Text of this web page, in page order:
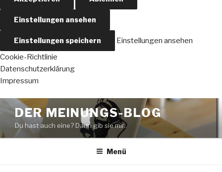
Einstellungen ansehen
Einstellungen speichern
Einstellungen ansehen
Cookie-Richtlinie
Datenschutzerklärung
Impressum
Zum
Inhalt
springen
DER MEINUNGS-BLOG
Du hast auch eine? Dann gib sie mir..
Menü